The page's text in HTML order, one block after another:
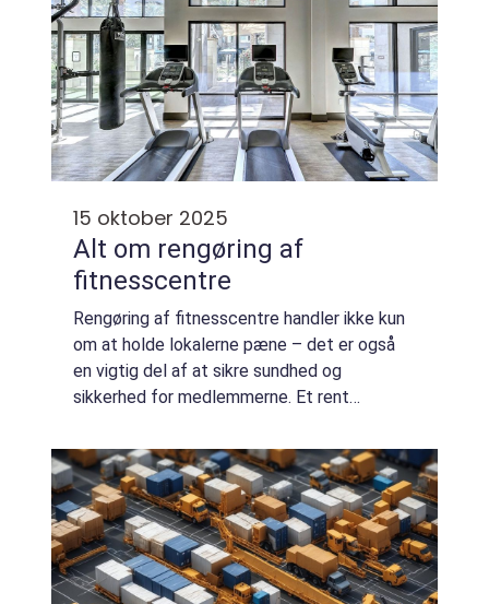
15 oktober 2025
Alt om rengøring af
fitnesscentre
Rengøring af fitnesscentre handler ikke kun
om at holde lokalerne pæne – det er også
en vigtig del af at sikre sundhed og
sikkerhed for medlemmerne. Et rent
bakterier og svam...